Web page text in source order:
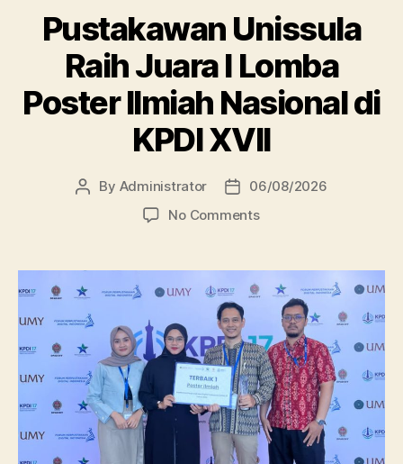
Pustakawan Unissula
Raih Juara I Lomba
Poster Ilmiah Nasional di
KPDI XVII
Post
By Administrator
Post
date
06/08/2026
No Commentson
Raih
Juara
Lomba
Poster
Ilmiah
Nasional
di
KPDI
XVII